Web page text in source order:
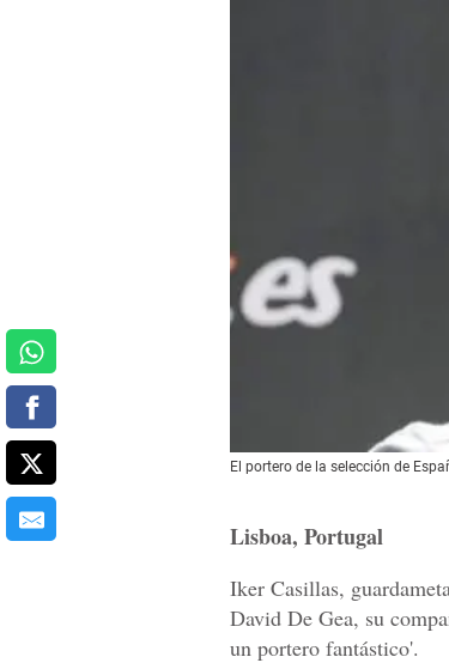
El portero de la selección de
Lisboa, Portugal
Iker Casillas,
David De Gea, su
un portero fantástico'.